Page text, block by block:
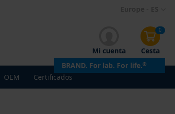
contenido
Mi cuenta
0
Cesta
BRAND. For lab. For life.®
OEM Certificados